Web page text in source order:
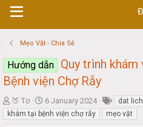
Mẹo Vặt - Chia Sẻ
Hướng dẫn
Quy trình
Bệnh viện Chợ Rẫy
T
h
r
🍑 Tơ
S
t
a
6 January 2024
dat
khám tại bệnh viện chợ rẫy
mẹo vặt